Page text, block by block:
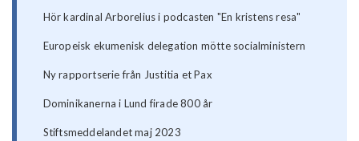
Hör kardinal Arborelius i podcasten "En kristens resa"
Europeisk ekumenisk delegation mötte socialministern
Ny rapportserie från Justitia et Pax
Dominikanerna i Lund firade 800 år
Stiftsmeddelandet maj 2023